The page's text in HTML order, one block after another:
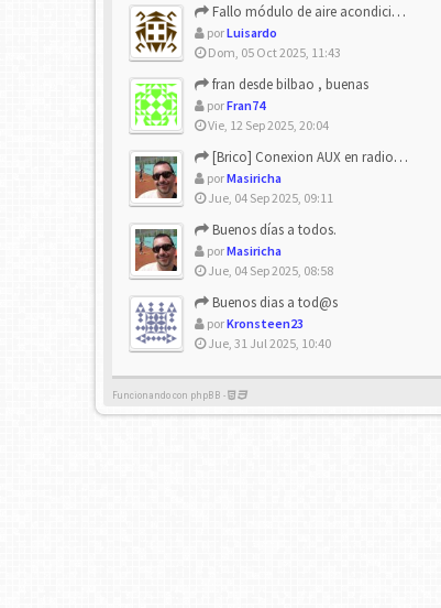
Fallo módulo de aire acondicionado
porLuisardo
Dom, 05 Oct 2025, 11:43
fran desde bilbao , buenas
porFran74
Vie, 12 Sep 2025, 20:04
[Brico] Conexion AUX en radio de origen
porMasiricha
Jue, 04 Sep 2025, 09:11
Buenos días a todos.
porMasiricha
Jue, 04 Sep 2025, 08:58
Buenos dias a tod@s
porKronsteen23
Jue, 31 Jul 2025, 10:40
Funcionando con phpBB -